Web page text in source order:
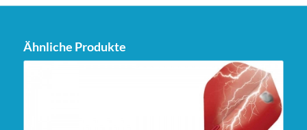
Ähnliche Produkte